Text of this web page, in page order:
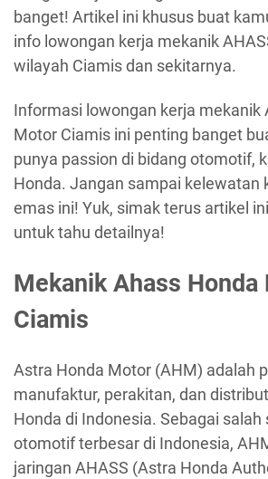
banget! Artikel ini khusus buat
info lowongan kerja mekanik
wilayah Ciamis dan sekitarnya.
Informasi lowongan kerja mekanik
Motor Ciamis ini penting banget
punya passion di bidang otomotif,
Honda. Jangan sampai kelewatan
emas ini! Yuk, simak terus artikel
untuk tahu detailnya!
Mekanik Ahass Honda
Ciamis
Astra Honda Motor (AHM) adalah
manufaktur, perakitan, dan
Honda di Indonesia. Sebagai
otomotif terbesar di Indonesia,
jaringan AHASS (Astra Honda